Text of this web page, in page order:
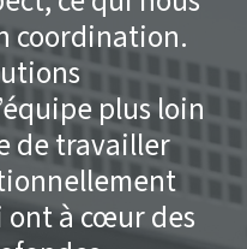
coordination.
plus loin
de travailler
ont à cœur des